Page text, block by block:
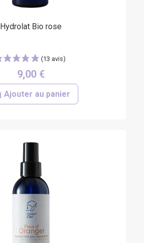
(6 avis)
Hydrolat Bio rose
9,00 €
Ajouter au panier